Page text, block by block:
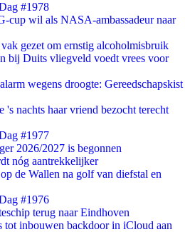
#1978
cup wil als NASA-ambassadeur naar
gezet om ernstig alcoholmisbruik
bij Duits vliegveld voedt vrees voor
wegens droogte: Gereedschapskist
's nachts haar vriend bezocht terecht
#1977
2026/2027 is begonnen
nóg aantrekkelijker
de Wallen na golf van diefstal en
#1976
terug naar Eindhoven
tot inbouwen backdoor in iCloud aan